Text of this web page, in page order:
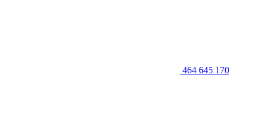
464 645 170